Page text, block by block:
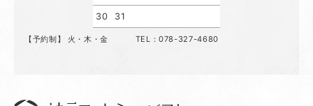
30 31
【予約制】 火・木・金 TEL：078-327-4680